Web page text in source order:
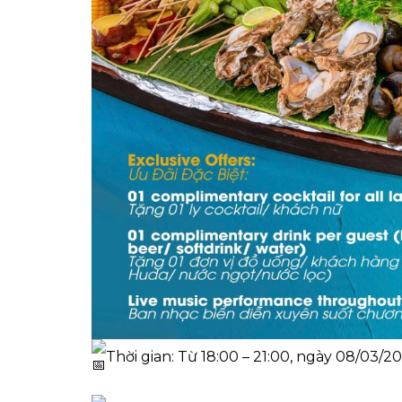
Thời gian: Từ 18:00 – 21:00, ngày 08/03/